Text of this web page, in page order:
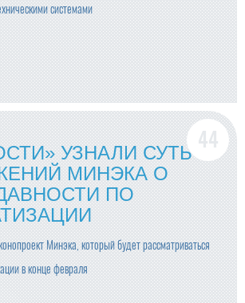
системами
УЗНАЛИ СУТЬ
МИНЭКА О
ПО
Минэка, который будет рассматриваться
в конце февраля